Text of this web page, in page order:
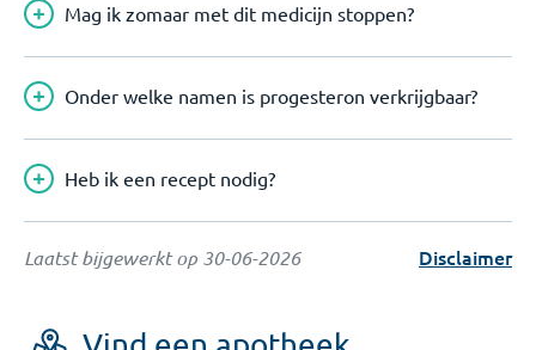
Mag ik zomaar met dit medicijn stoppen?
Onder welke namen is progesteron verkrijgbaar?
Heb ik een recept nodig?
Laatst bijgewerkt op 30-06-2026 Disclaimer